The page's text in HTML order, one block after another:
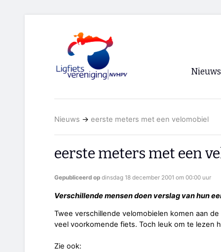
Nieuws
Nieuws → eerste meters met een velomobiel
eerste meters met een
Gepubliceerd op dinsdag 18 december 2001 om 00:00 uur
Verschillende mensen doen verslag van hun
Twee verschillende velomobielen komen aan
veel voorkomende fiets. Toch leuk om te lezen
Zie ook: